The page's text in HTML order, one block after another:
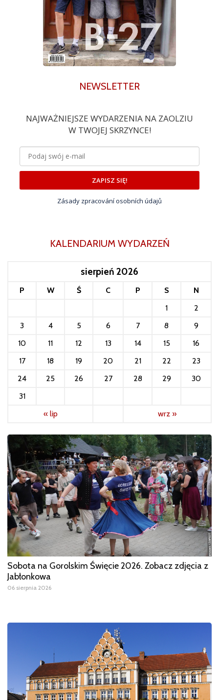
NEWSLETTER
NAJWAŻNIEJSZE WYDARZENIA NA ZAOLZIU
W TWOJEJ SKRZYNCE!
ZAPISZ SIĘ!
Zásady zpracování osobních údajů
KALENDARIUM WYDARZEŃ
sierpień 2026
P W Ś C P S
N
1
2
3
4 5 6 7 8
9
10
11 12 13 14 15
16
17
18 19 20 21 22
23
24
25 26 27 28 29
30
31
« lip
wrz »
Sobota na Gorolskim Święcie 2026. Zobacz zdjęcia z
Jabłonkowa
06 sierpnia 2026